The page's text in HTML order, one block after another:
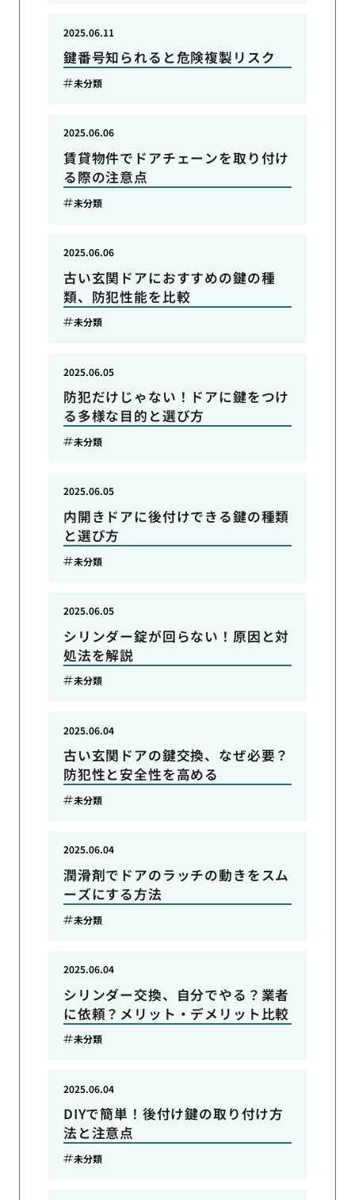
鍵番号知られると危険複製リスク
2025.06.11
未分類
賃貸物件でドアチェーンを取り付け
る際の注意点
2025.06.06
未分類
古い玄関ドアにおすすめの鍵の種
類、防犯性能を比較
2025.06.06
未分類
防犯だけじゃない！ドアに鍵をつけ
る多様な目的と選び方
2025.06.05
未分類
内開きドアに後付けできる鍵の種類
と選び方
2025.06.05
未分類
シリンダー錠が回らない！原因と対
処法を解説
2025.06.05
未分類
古い玄関ドアの鍵交換、なぜ必要？
防犯性と安全性を高める
2025.06.04
未分類
潤滑剤でドアのラッチの動きをスム
ーズにする方法
2025.06.04
未分類
シリンダー交換、自分でやる？業者
に依頼？メリット・デメリット比較
2025.06.04
未分類
DIYで簡単！後付け鍵の取り付け方
法と注意点
2025.06.04
未分類